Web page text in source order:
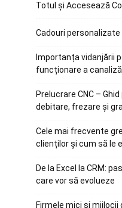
Totul și Accesează
Cadouri
Importanța vidanjării
funcționare a
Prelucrare CNC –
debitare, frezare și
Cele mai frecvente
clienților și cum să le
De la Excel la CRM:
care vor să evolueze
Firmele mici și mijlocii